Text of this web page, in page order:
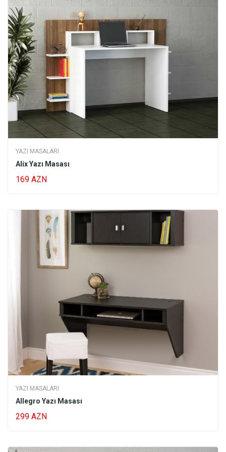
şərayit yaradaraq səliqəsiz görüntünün qarşısını alır.
Kompyuter üçün bölmələrə sahib masalar işlərin kompakt
şəkildə görünməsinə immkan yaradır. Funkional yazı
masaları görülən işin səmərəsini artırmaqla bərabər
yorğunluğun ən az səviyyədə olmasına da kömək edir.
YAZI MASALARI
Alix Yazı Masası
169 AZN
YAZI MASALARI
Allegro Yazı Masası
299 AZN